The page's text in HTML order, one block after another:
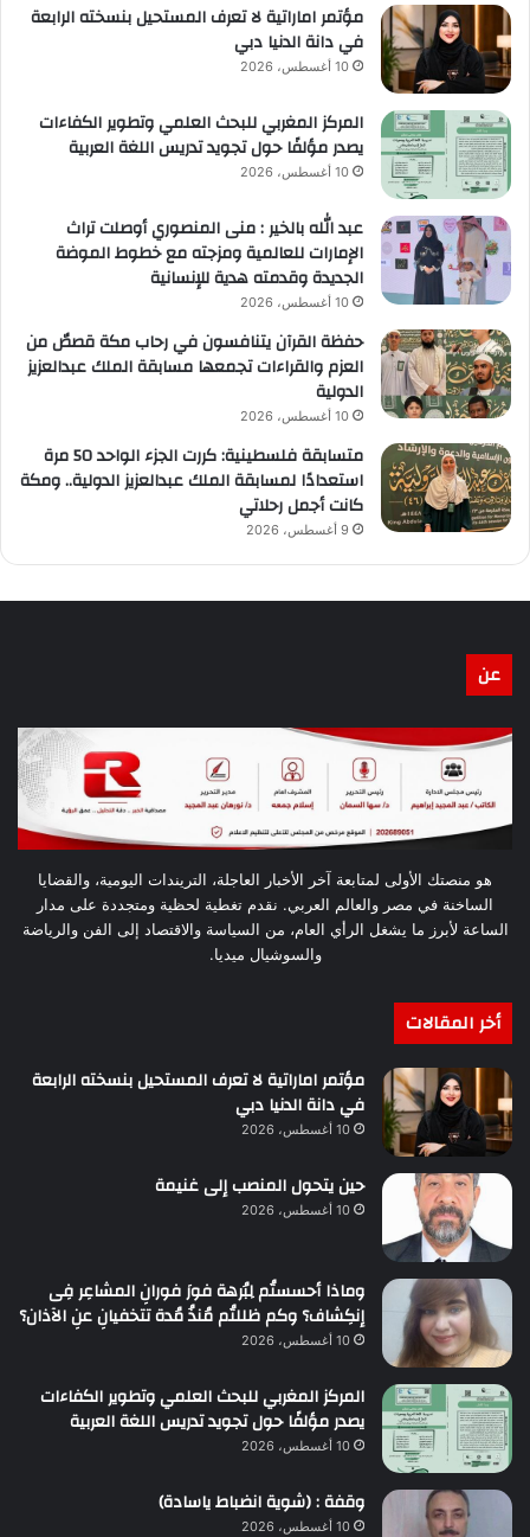
مؤتمر اماراتية لا تعرف المستحيل بنسخته الرابعة
في دانة الدنيا دبي
10 أغسطس، 2026
المركز المغربي للبحث العلمي وتطوير الكفاءات
يصدر مؤلفًا حول تجويد تدريس اللغة العربية
10 أغسطس، 2026
عبد الله بالخير : منى المنصوري أوصلت تراث
الإمارات للعالمية ومزجته مع خطوط الموضة
الجديدة وقدمته هدية للإنسانية
10 أغسطس، 2026
حفظة القرآن يتنافسون في رحاب مكة قصصٌ من
العزم والقراءات تجمعها مسابقة الملك عبدالعزيز
الدولية
10 أغسطس، 2026
متسابقة فلسطينية: كررت الجزء الواحد 50 مرة
استعدادًا لمسابقة الملك عبدالعزيز الدولية.. ومكة
كانت أجمل رحلاتي
9 أغسطس، 2026
عن
هو منصتك الأولى لمتابعة آخر الأخبار العاجلة، التريندات اليومية، والقضايا
الساخنة في مصر والعالم العربي. نقدم تغطية لحظية ومتجددة على مدار
الساعة لأبرز ما يشغل الرأي العام، من السياسة والاقتصاد إلى الفن والرياضة
والسوشيال ميديا.
أخر المقالات
مؤتمر اماراتية لا تعرف المستحيل بنسخته الرابعة
في دانة الدنيا دبي
10 أغسطس، 2026
حين يتحول المنصب إلى غنيمة
10 أغسطس، 2026
وماذا أحسستُم لِبُرهة فورَ فورانِ المشاعِر فِى
إنكِشاف؟ وكم ظللتُم مُنذُ مُدة تتخفيانِ عنِ الآذان؟
10 أغسطس، 2026
المركز المغربي للبحث العلمي وتطوير الكفاءات
يصدر مؤلفًا حول تجويد تدريس اللغة العربية
10 أغسطس، 2026
وقفة : (شوية انضباط ياسادة)
10 أغسطس، 2026